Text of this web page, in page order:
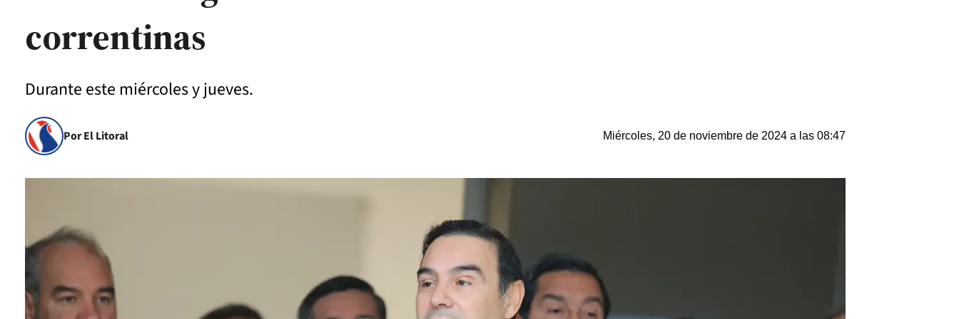
correntinas
Durante este miércoles y jueves.
Por El Litoral Miércoles, 20 de noviembre de 2024 a las 08:47